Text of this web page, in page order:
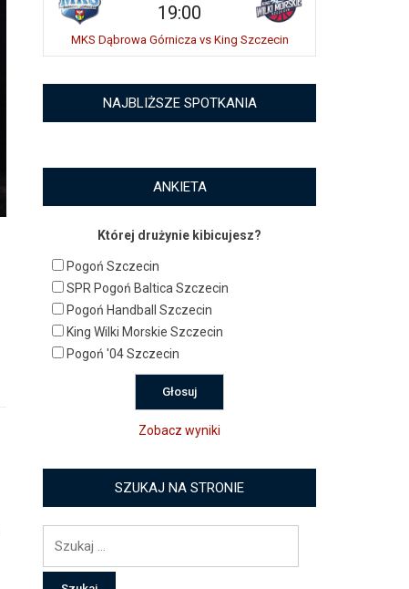
19:00
MKS Dąbrowa Górnicza vs King Szczecin
NAJBLIŻSZE SPOTKANIA
ANKIETA
Której drużynie kibicujesz?
Pogoń Szczecin
SPR Pogoń Baltica Szczecin
Pogoń Handball Szczecin
King Wilki Morskie Szczecin
Pogoń '04 Szczecin
Zobacz wyniki
SZUKAJ NA STRONIE